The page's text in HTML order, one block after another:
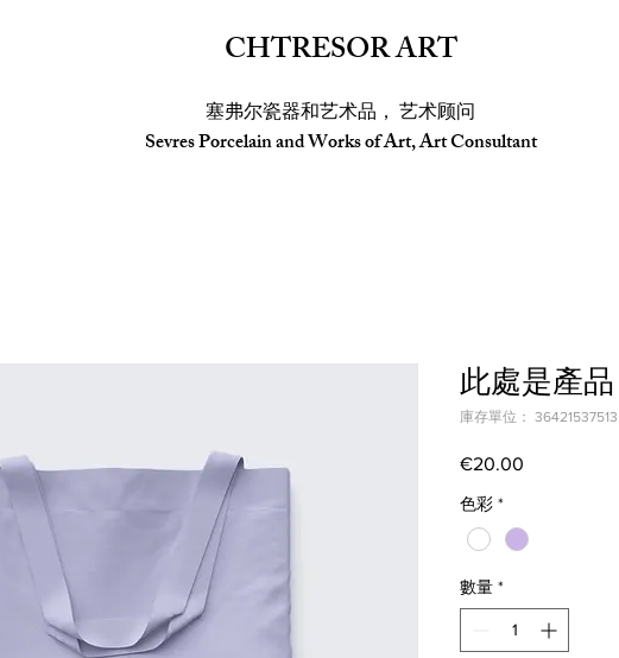
CHTRESOR ART
塞弗尔瓷器和艺术品， 艺术顾问
Sevres Porcelain and Works of Art, Art Consultant
此處是產品
庫存單位：
€20.00
色彩 *
數量 *